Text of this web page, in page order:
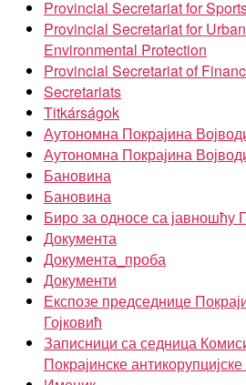
Provincial Secretariat for
Provincial Secretariat for
Environmental Protection
Provincial Secretariat of
Secretariats
Titkárságok
Аутономна Покрајина
Аутономна Покрајина
Бановина
Бановина
Биро за односе са јавношћу
Документа
Документа_проба
Документи
Експозе председнице
Гојковић
Записници са седница
Покрајинске